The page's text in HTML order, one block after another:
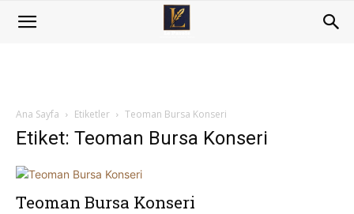
Ana Sayfa Etiketler Teoman Bursa Konseri
Etiket: Teoman Bursa Konseri
Teoman Bursa Konseri